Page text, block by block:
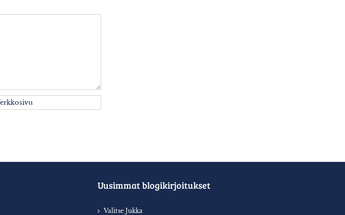
Uusimmat blogikirjoitukset
Valitse Jukka